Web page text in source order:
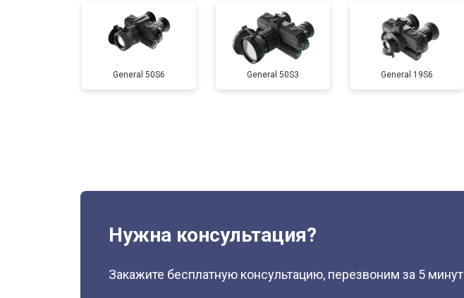
General 50S6 General 50S3 General 19S6
Нужна консультация?
Закажите бесплатную консультацию, перезвоним за 5 минут